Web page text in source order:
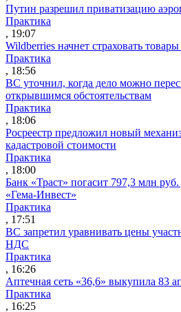
Путин разрешил приватизацию
Практика
, 19:07
Wildberries начнет страховать
Практика
, 18:56
ВС уточнил, когда дело можно
открывшимся обстоятельствам
Практика
, 18:06
Росреестр предложил новый
кадастровой стоимости
Практика
, 18:00
Банк «Траст» погасит 797,3 млн
«Гема-Инвест»
Практика
, 17:51
ВС запретил уравнивать цены
НДС
Практика
, 16:26
Аптечная сеть «36,6» выкупила 83
Практика
, 16:25